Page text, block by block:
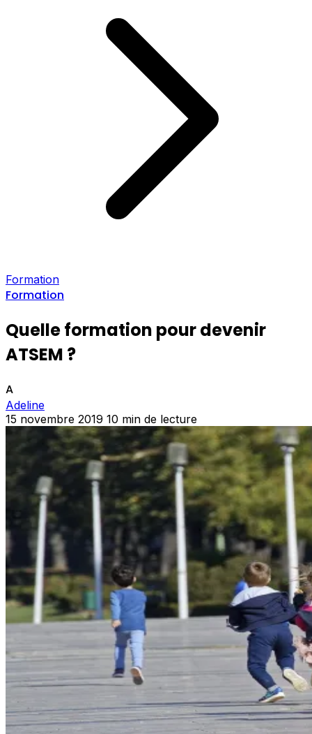
Formation
Formation
Quelle formation pour devenir
ATSEM ?
A
Adeline
15 novembre 2019 10 min de lecture